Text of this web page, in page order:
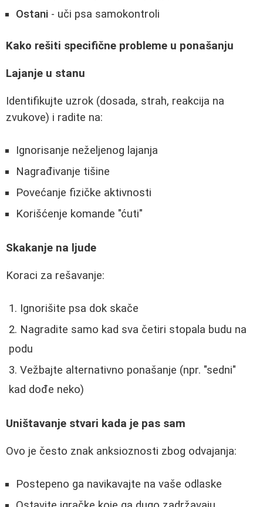
Ostani - uči psa samokontroli
Kako rešiti specifične probleme u ponašanju
Lajanje u stanu
Identifikujte uzrok (dosada, strah, reakcija na
zvukove) i radite na:
Ignorisanje neželjenog lajanja
Nagrađivanje tišine
Povećanje fizičke aktivnosti
Korišćenje komande "ćuti"
Skakanje na ljude
Koraci za rešavanje:
Ignorišite psa dok skače
Nagradite samo kad sva četiri stopala budu na
podu
Vežbajte alternativno ponašanje (npr. "sedni"
kad dođe neko)
Uništavanje stvari kada je pas sam
Ovo je često znak anksioznosti zbog odvajanja:
Postepeno ga navikavajte na vaše odlaske